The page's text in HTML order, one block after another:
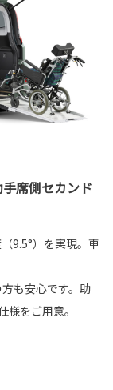
席側セカンド
9.5°）を実現。車
も安心です。助
をご用意。